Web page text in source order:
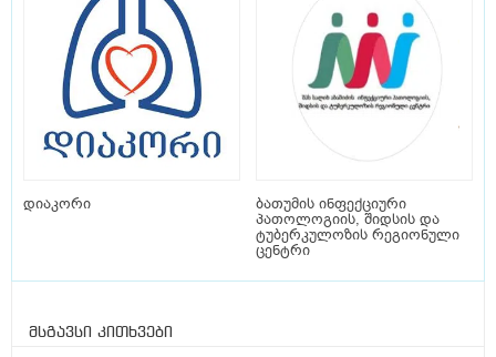
დიაკორი
ბათუმის ინფექციური
პათოლოგიის, შიდსის და
ტუბერკულოზის რეგიონული
ცენტრი
მსგავსი კითხვები